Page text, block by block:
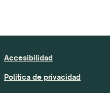
Accesibilidad
Política de privacidad